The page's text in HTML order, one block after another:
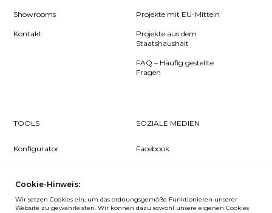
Showrooms
Kontakt
Projekte mit EU-Mitteln
Projekte aus dem
Staatshaushalt
FAQ – Häufig gestellte
Fragen
TOOLS
Konfigurator
Downloads
Log in
SOZIALE MEDIEN
Facebook
LinkedIn
Cookie-Hinweis:
Wir setzen Cookies ein, um das ordnungsgemäße Funktionieren unserer
Website zu gewährleisten. Wir können dazu sowohl unsere eigenen Cookies